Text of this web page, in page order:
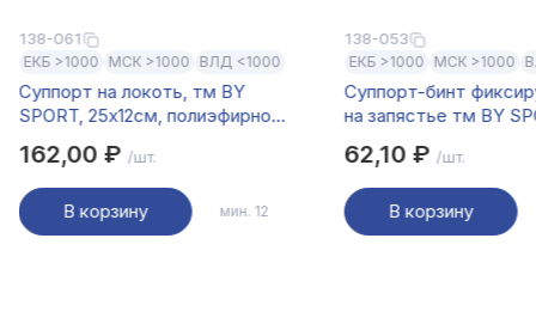
138-061
ЕКБ >1000 МСК >1000 ВЛД <1000
Суппорт на локоть, тм BY
SPORT, 25х12см, полиэфирное
латекс 15%
162,00 ₽ /шт.
В корзину мин. 12
138-053
ЕКБ >1000 МСК >1000
Cуппорт-бинт
на запястье тм BY
латекс, 7% полиэстер
62,10 ₽ /шт.
В корзину